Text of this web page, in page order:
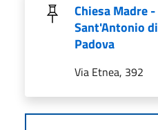
Chiesa Madre -
Sant'Antonio di
Padova
Via Etnea, 392